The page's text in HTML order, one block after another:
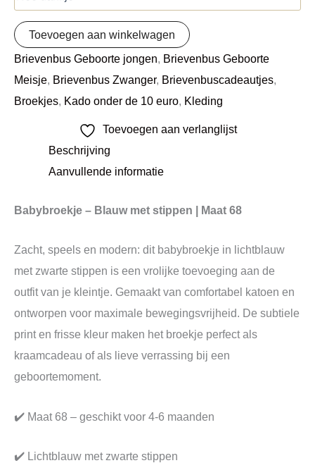
Toevoegen aan winkelwagen
Brievenbus Geboorte jongen, Brievenbus Geboorte
Meisje, Brievenbus Zwanger, Brievenbuscadeautjes,
Broekjes, Kado onder de 10 euro, Kleding
Toevoegen aan verlanglijst
Beschrijving
Aanvullende informatie
Babybroekje – Blauw met stippen | Maat 68
Zacht, speels en modern: dit babybroekje in lichtblauw
met zwarte stippen is een vrolijke toevoeging aan de
outfit van je kleintje. Gemaakt van comfortabel katoen en
ontworpen voor maximale bewegingsvrijheid. De subtiele
print en frisse kleur maken het broekje perfect als
kraamcadeau of als lieve verrassing bij een
geboortemoment.
✔️ Maat 68 – geschikt voor 4-6 maanden
✔️ Lichtblauw met zwarte stippen